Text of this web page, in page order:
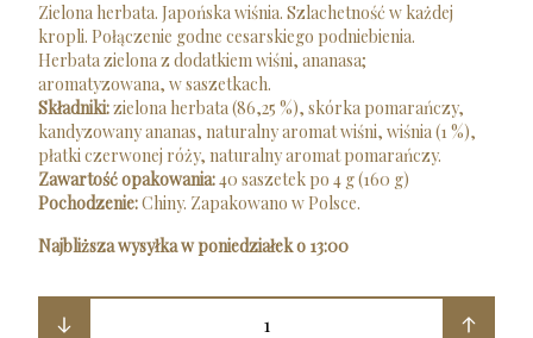
Zielona herbata. Japońska wiśnia. Szlachetność w każdej
kropli. Połączenie godne cesarskiego podniebienia.
Herbata zielona z dodatkiem wiśni, ananasa;
aromatyzowana, w saszetkach.
Składniki:zielona herbata (86,25 %), skórka pomarańczy,
kandyzowany ananas, naturalny aromat wiśni, wiśnia (1 %),
płatki czerwonej róży, naturalny aromat pomarańczy.
Zawartość opakowania:40 saszetek po 4 g (160 g)
Pochodzenie:Chiny. Zapakowano w Polsce.
Najbliższa wysyłka w poniedziałek o 13:00
1